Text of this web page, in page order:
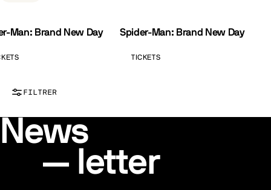
FILTRER
Man: Brand New Day Spider-Man: Brand New Day
VO.ST.FR
TICKETS
News
letter